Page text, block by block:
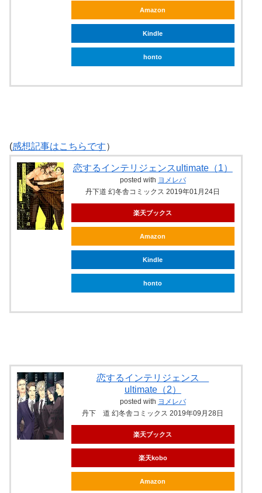
Amazon
Kindle
honto
(感想記事はこちらです）
恋するインテリジェンスultimate（1）
posted with ヨメレバ
丹下道 幻冬舎コミックス 2019年01月24日
楽天ブックス
Amazon
Kindle
honto
恋するインテリジェンス
ultimate（2）
posted with ヨメレバ
丹下 道 幻冬舎コミックス 2019年09月28日
楽天ブックス
楽天kobo
Amazon